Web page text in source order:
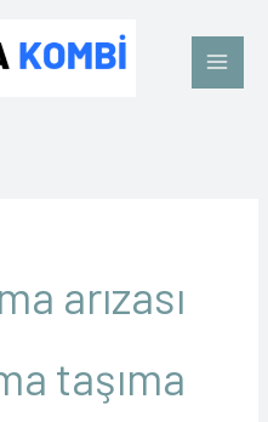
arızası
taşıma